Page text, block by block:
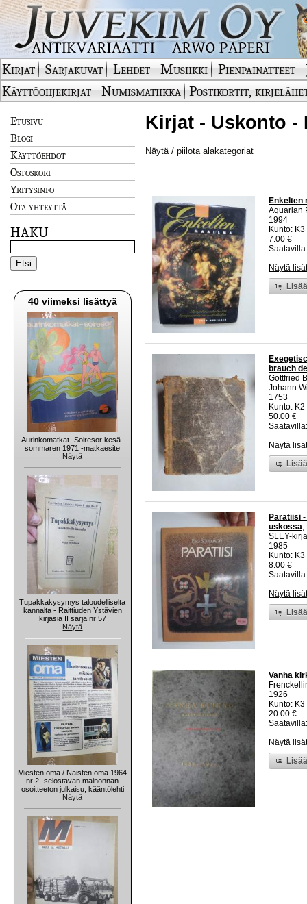
Kirjat Sarjakuvat Lehdet Musiikki Pienpainatteet
Käyttöohjekirjat
Numismatiikka Postikortit,
Etusivu
Blogi
Käyttöehdot
Ostoskori
Yritysinfo
Ota yhteyttä
HAKU
40 viimeksi lisättyä
Aurinkomatkat -Solresor kesä-
sommaren 1971 -matkaesite
Näytä
Tupakkakysymys taloudelliselta
kannalta - Raittiuden Ystävien
kirjasia II sarja nr 57
Näytä
Miesten oma / Naisten oma 1964
nr 2 -selostavan mainonnan
osoitteeton julkaisu, kääntölehti
Näytä
Kirjat - Uskonto
Näytä / piilota alakategoriat
Enkelten
Aquarian
1994
Kunto:
7.00 €
Näytä
brauch
Gottfried
Johann
1753
Kunto:
50.00 €
Näytä
Paratiisi
uskossa,
SLEY-
1985
Kunto:
8.00 €
Näytä
Vanha
1926
Kunto:
20.00 €
Näytä